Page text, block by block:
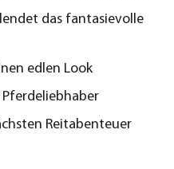
das fantasievolle
edlen Look
Reitabenteuer